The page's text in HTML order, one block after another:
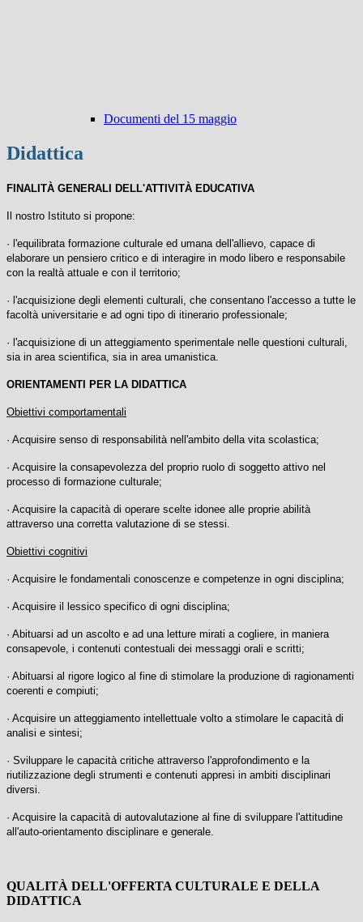
Documenti del 15 maggio
Didattica
FINALITÀ GENERALI DELL'ATTIVITÀ EDUCATIVA
Il nostro Istituto si propone:
· l'equilibrata formazione culturale ed umana dell'allievo, capace di
elaborare un pensiero critico e di interagire in modo libero e responsabile
con la realtà attuale e con il territorio;
· l'acquisizione degli elementi culturali, che consentano l'accesso a tutte le
facoltà universitarie e ad ogni tipo di itinerario professionale;
· l'acquisizione di un atteggiamento sperimentale nelle questioni culturali,
sia in area scientifica, sia in area umanistica.
ORIENTAMENTI PER LA DIDATTICA
Obiettivi comportamentali
· Acquisire senso di responsabilità nell'ambito della vita scolastica;
· Acquisire la consapevolezza del proprio ruolo di soggetto attivo nel
processo di formazione culturale;
· Acquisire la capacità di operare scelte idonee alle proprie abilità
attraverso una corretta valutazione di se stessi.
Obiettivi cognitivi
· Acquisire le fondamentali conoscenze e competenze in ogni disciplina;
· Acquisire il lessico specifico di ogni disciplina;
· Abituarsi ad un ascolto e ad una letture mirati a cogliere, in maniera
consapevole, i contenuti contestuali dei messaggi orali e scritti;
· Abituarsi al rigore logico al fine di stimolare la produzione di ragionamenti
coerenti e compiuti;
· Acquisire un atteggiamento intellettuale volto a stimolare le capacità di
analisi e sintesi;
· Sviluppare le capacità critiche attraverso l'approfondimento e la
riutilizzazione degli strumenti e contenuti appresi in ambiti disciplinari
diversi.
· Acquisire la capacità di autovalutazione al fine di sviluppare l'attitudine
all'auto-orientamento disciplinare e generale.
QUALITÀ DELL'OFFERTA CULTURALE E DELLA
DIDATTICA